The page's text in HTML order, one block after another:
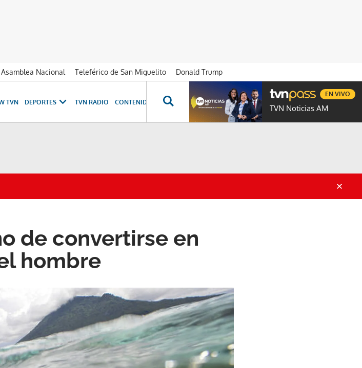
Asamblea Nacional Teleférico de San Miguelito
Donald Trump
TVN DEPORTES TVN RADIO CONTENIDOS ESPECIALES NOVELAS PROGRAMAS GENTE TVN
TVN Noticias AM
EN VIVO
de convertirse en
hombre